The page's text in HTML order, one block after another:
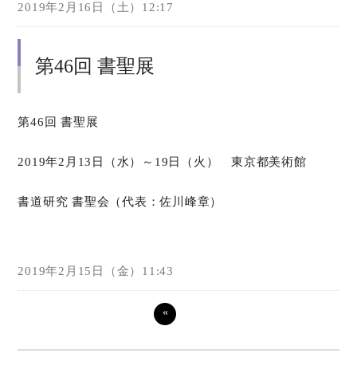
2019年2月16日（土）12:17
第46回 書聖展
第46回 書聖展
2019年2月13日（水）～19日（火） 東京都美術館
書道研究 書聖会（代表：佐川峰章）
2019年2月15日（金）11:43
«